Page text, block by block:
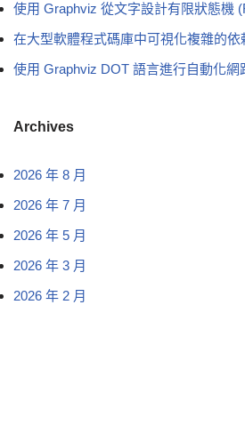
使用 Graphviz 從文字設計有限狀態機
在大型軟體程式碼庫中可視化複雜的依
使用 Graphviz DOT 語言進行自動化網
Archives
2026 年 8 月
2026 年 7 月
2026 年 5 月
2026 年 3 月
2026 年 2 月